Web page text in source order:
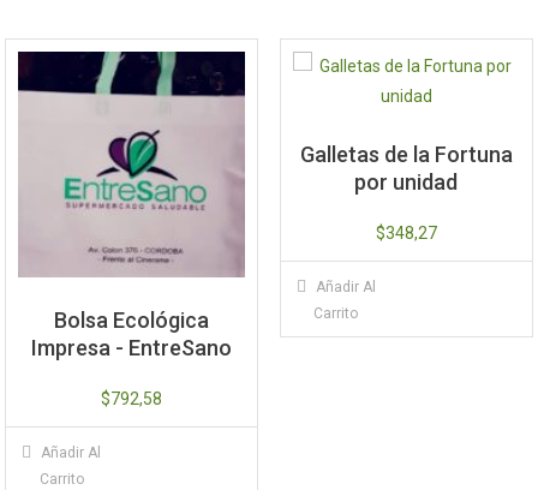
Bolsa Ecológica
Impresa - EntreSano
$792,58
Añadir Al
Carrito
Galletas de la Fortuna
por unidad
$348,27
Añadir Al
Carrito